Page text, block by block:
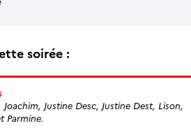
soirée :
Justine Desc, Justine Dest, Lison,
Parmine.